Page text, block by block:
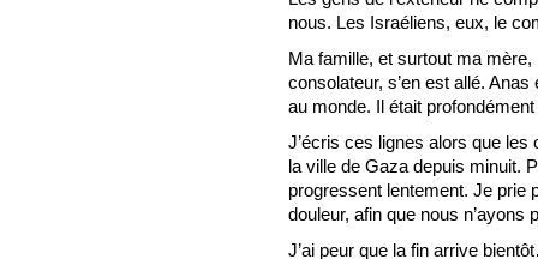
nous. Les Israéliens, eux, le
Ma famille, et surtout ma mère,
consolateur, s’en est allé.
au monde. Il était
J’écris ces lignes alors que
la ville de Gaza depuis minuit.
progressent lentement. Je prie
douleur, afin que nous
J’ai peur que la fin arrive